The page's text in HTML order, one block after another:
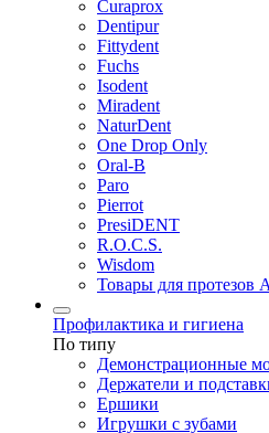
Curaprox
Dentipur
Fittydent
Fuchs
Isodent
Miradent
NaturDent
One Drop Only
Oral-B
Paro
Pierrot
PresiDENT
R.O.C.S.
Wisdom
Товары для протезов
Профилактика и гигиена
По типу
Демонстрационные
Держатели и
Ершики
Игрушки с зубами